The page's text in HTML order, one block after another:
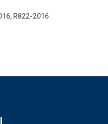
R822-2016